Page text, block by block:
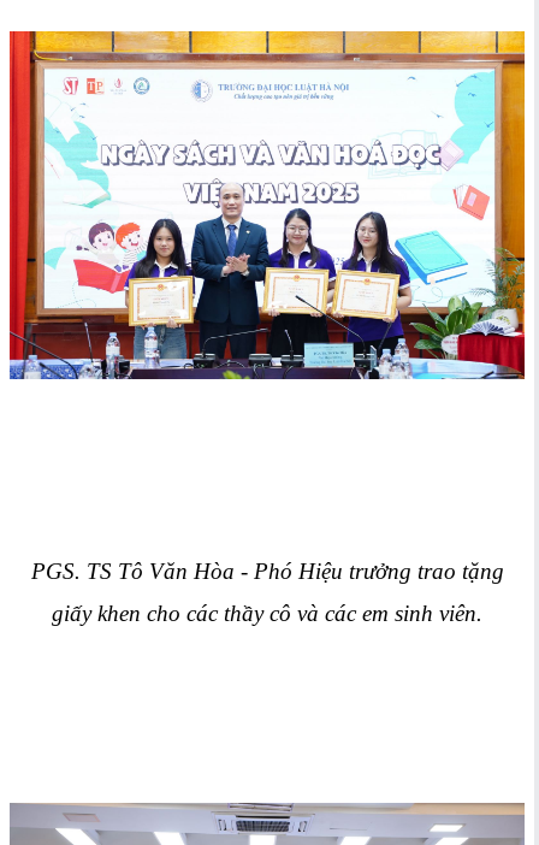
PGS. TS Tô Văn Hòa - Phó Hiệu trưởng trao tặng
giấy khen cho các thầy cô và các em sinh viên.